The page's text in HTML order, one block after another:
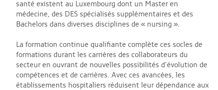
santé existent au Luxembourg dont un Master en
médecine, des DES spécialisés supplémentaires et des
Bachelors dans diverses disciplines de « nursing ».
La formation continue qualifiante complète ces socles de
formations durant les carrières des collaborateurs du
secteur en ouvrant de nouvelles possibilités d’évolution de
compétences et de carrières. Avec ces avancées, les
établissements hospitaliers réduisent leur dépendance aux